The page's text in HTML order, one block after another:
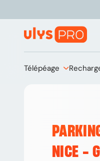
Télépéage
NICE -